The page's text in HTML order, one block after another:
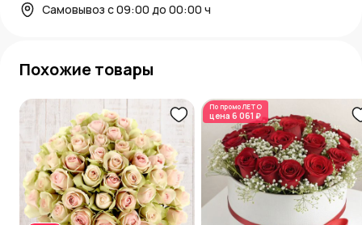
Самовывоз с 09:00 до 00:00 ч
Похожие товары
По промоЛЕТО
цена 6 061 ₽